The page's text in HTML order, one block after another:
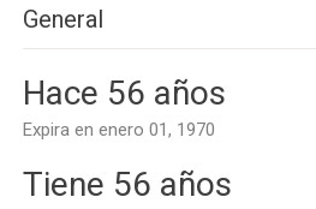
General
Hace 56 años
Expira en enero 01, 1970
Tiene 56 años